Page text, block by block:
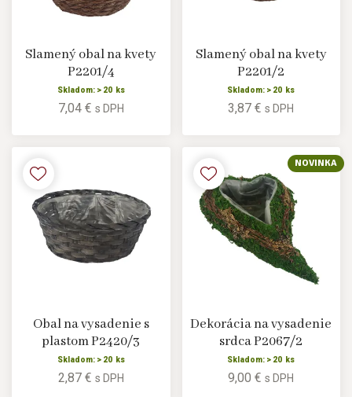
Slamený obal na kvety
P2201/4
Skladom: > 20 ks
7,04 € s DPH
Slamený obal na kvety
P2201/2
Skladom: > 20 ks
3,87 €s DPH
Obal na vysadenie s
plastom P2420/3
Skladom: > 20 ks
2,87 € s DPH
NOVINKA
Dekorácia na vysadenie
srdca P2067/2
Skladom: > 20 ks
9,00 €s DPH